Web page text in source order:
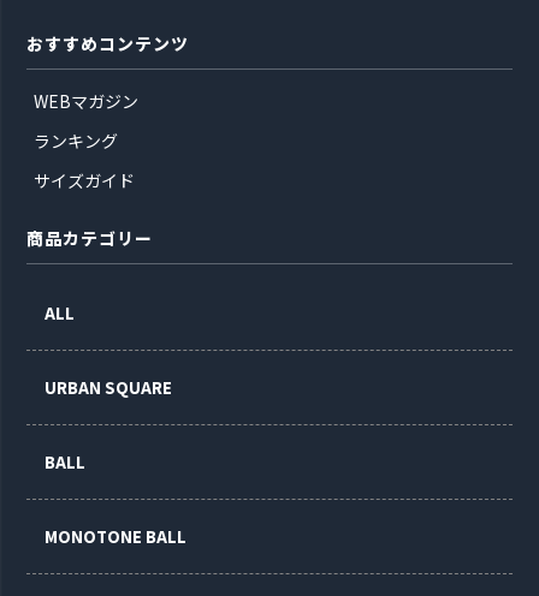
おすすめコンテンツ
WEBマガジン
ランキング
サイズガイド
商品カテゴリー
ALL
URBAN SQUARE
BALL
MONOTONE BALL